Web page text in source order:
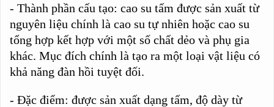
- Thành phần cấu tạo: cao su tấm được sản xuất từ
nguyên liệu chính là cao su tự nhiên hoặc cao su
tổng hợp kết hợp với một số chất dẻo và phụ gia
khác. Mục đích chính là tạo ra một loại vật liệu có
khả năng đàn hồi tuyệt đối.
- Đặc điểm: được sản xuất dạng tấm, độ dày từ